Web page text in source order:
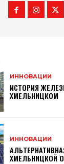
ИННОВАЦИИ
ИСТОРИЯ
ХМЕЛЬНИЦКОМ
ИННОВАЦИИ
ХМЕЛЬНИЦКОЙ